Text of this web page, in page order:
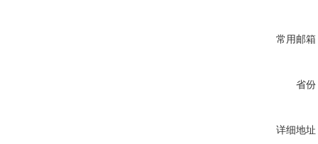
常用邮箱
省份
详细地址